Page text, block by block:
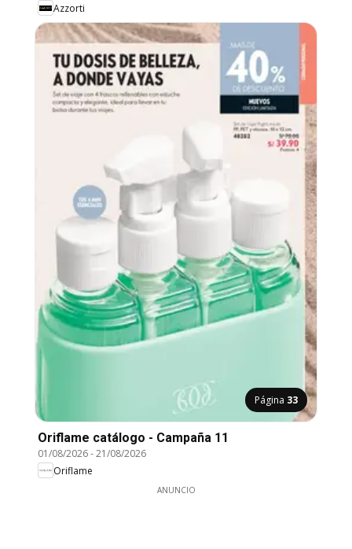
Azzorti
Página 33
Oriflame catálogo - Campaña 11
01/08/2026-21/08/2026
Oriflame
ANUNCIO